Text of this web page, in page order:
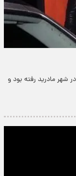
شهر مادرید رفته بود و